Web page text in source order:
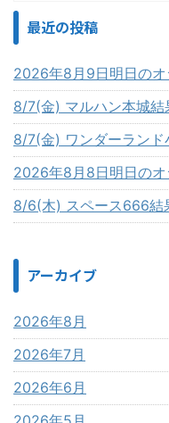
最近の投稿
2026年8月9日明日の
8/7(金) マルハン本城結
8/7(金) ワンダーランド
2026年8月8日明日の
8/6(木) スペース666結
アーカイブ
2026年8月
2026年7月
2026年6月